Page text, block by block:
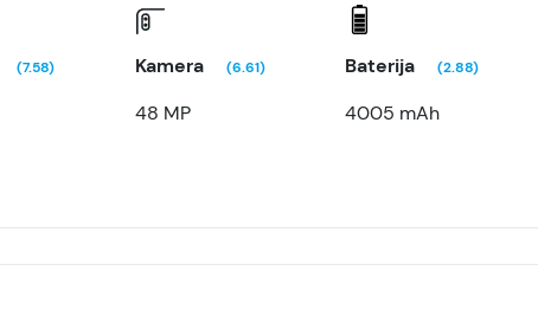
(7.58) Kamera (6.61)
48 MP
Baterija (2.88)
4005 mAh